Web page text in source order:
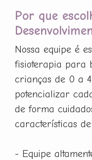
Por que
Nossa equipe é
fisioterapia para
crianças de 0 a
potencializar
de forma
características
- Equipe